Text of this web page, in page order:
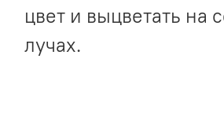
цвет и выцветать на
лучах.